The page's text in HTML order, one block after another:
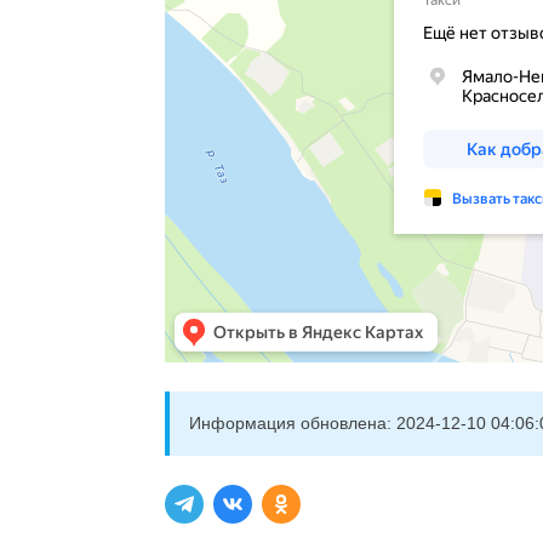
Информация обновлена: 2024-12-10